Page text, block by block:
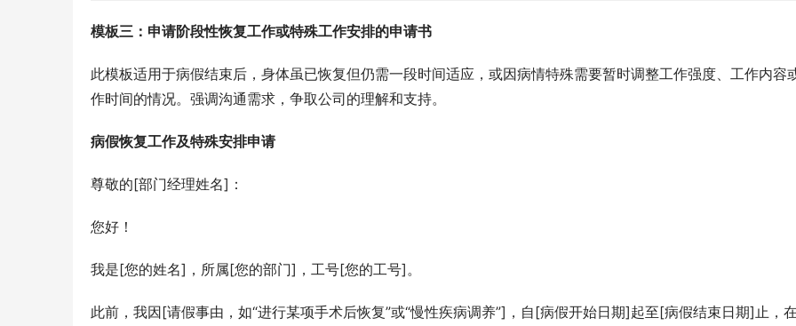
模板三：申请阶段性恢复工作或特殊工作安排的申请书
此模板适用于病假结束后，身体虽已恢复但仍需一段时间适应，或因病情特殊需要暂时调整工作强度、工作内容
作时间的情况。强调沟通需求，争取公司的理解和支持。
病假恢复工作及特殊安排申请
尊敬的[部门经理姓名]：
您好！
我是[您的姓名]，所属[您的部门]，工号[您的工号]。
此前，我因[请假事由，如“进行某项手术后恢复”或“慢性疾病调养”]，自[病假开始日期]起至[病假结束日期]止，